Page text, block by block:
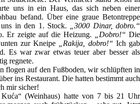
uns in ein Haus, das sich neben einer
befand. Über eine graue Betontreppe
in den 1. Stock.
„3000 Dinar, dobro.“
Er zeigte auf die Heizung.
„Dobro!“ Die
zur Kneipe „Rakija, dobro!“ Ich gab
Es war zwar etwas teuer aber besser als
regnete.
flogen auf den Fußboden, wir schlüpften in
ins Restaurant. Die hatten bestimmt auch
mir sicher!
Kuća“ (Weinhaus) hatte von 7 bis 21 Uhr